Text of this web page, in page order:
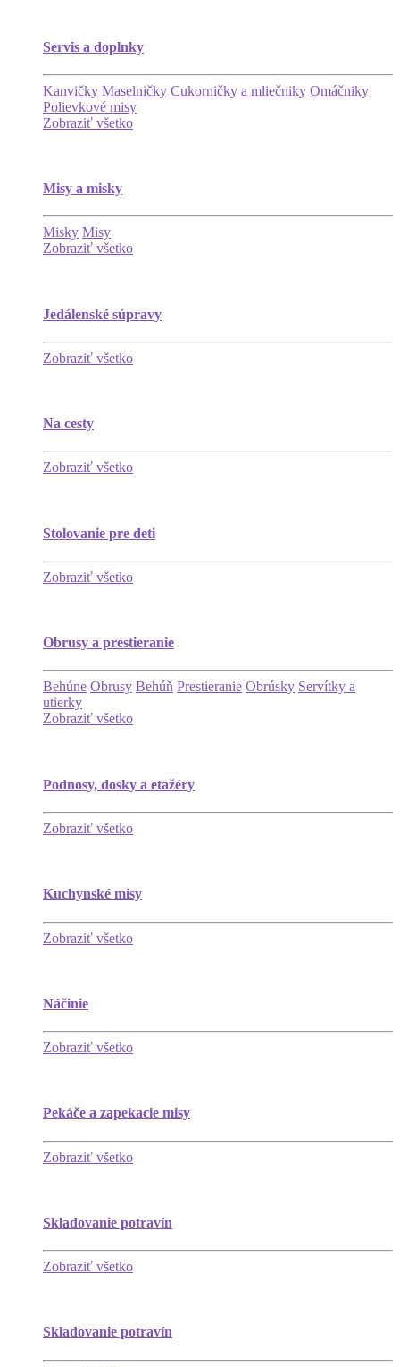
Servis a doplnky
Kanvičky Maselničky Cukorničky a mliečniky Omáčniky
Polievkové misy
Zobraziť všetko
Misy a misky
Misky Misy
Zobraziť všetko
Jedálenské súpravy
Zobraziť všetko
Na cesty
Zobraziť všetko
Stolovanie pre deti
Zobraziť všetko
Obrusy a prestieranie
Behúne Obrusy Behúň Prestieranie Obrúsky Servítky a
utierky
Zobraziť všetko
Podnosy, dosky a etažéry
Zobraziť všetko
Kuchynské misy
Zobraziť všetko
Náčinie
Zobraziť všetko
Pekáče a zapekacie misy
Zobraziť všetko
Skladovanie potravín
Zobraziť všetko
Skladovanie potravín